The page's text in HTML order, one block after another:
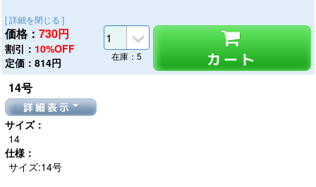
[ 詳細を閉じる ]
価格： 730円
割引： 10%OFF
定価：814円
カート
在庫：5
14号
詳細表示
サイズ：
14
仕様：
サイズ:14号